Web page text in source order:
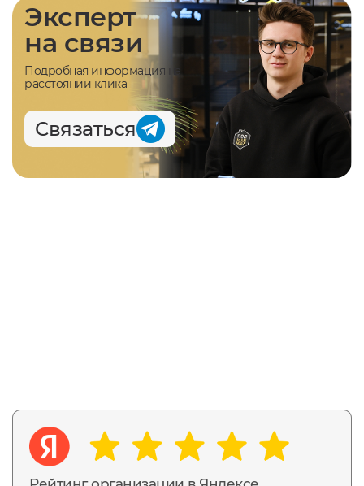
Эксперт
на связи
Подробная информация на
расстоянии клика
Связаться